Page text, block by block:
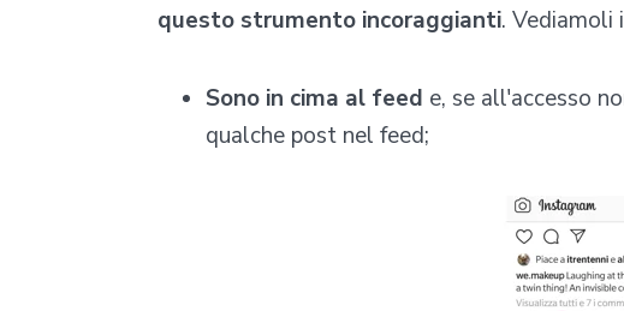
questo strumento incoraggianti. Vediamoli
Sono in cima al feed e, se all'accesso
qualche post nel feed;